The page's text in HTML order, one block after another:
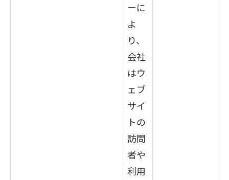
ーに
よ
り、
会社
はウ
ェブ
サイ
トの
訪問
者や
利用